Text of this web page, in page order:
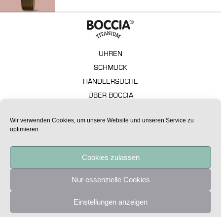
Wir verwenden Cookies, um unsere Website und unseren Service zu
optimieren.
Cookies zulassen
Nur essenzielle Cookies
Einstellungen anzeigen
Alle Preise sind unverbindliche Preisempfehlungen.
Copyright Boccia Titanium 2020
FAQ – TECHNISCHE ASPEKTE
UHREN
SCHMUCK
HÄNDLERSUCHE
ÜBER BOCCIA